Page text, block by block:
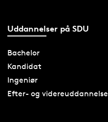
Uddannelser på SDU
Bachelor
Kandidat
Ingeniør
Efter- og videreuddannelse